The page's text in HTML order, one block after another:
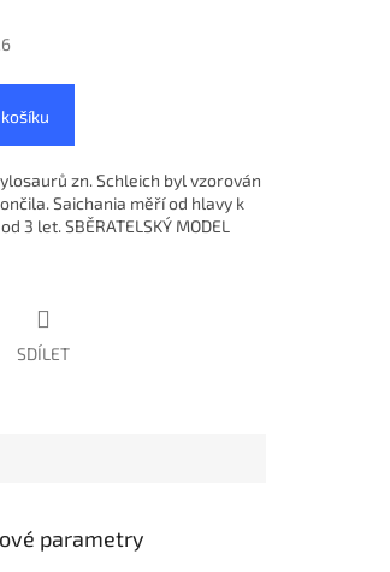
zn. Schleich byl vzorován
Saichania měří od hlavy k
3 let. SBĚRATELSKÝ MODEL
SDÍLET
parametry